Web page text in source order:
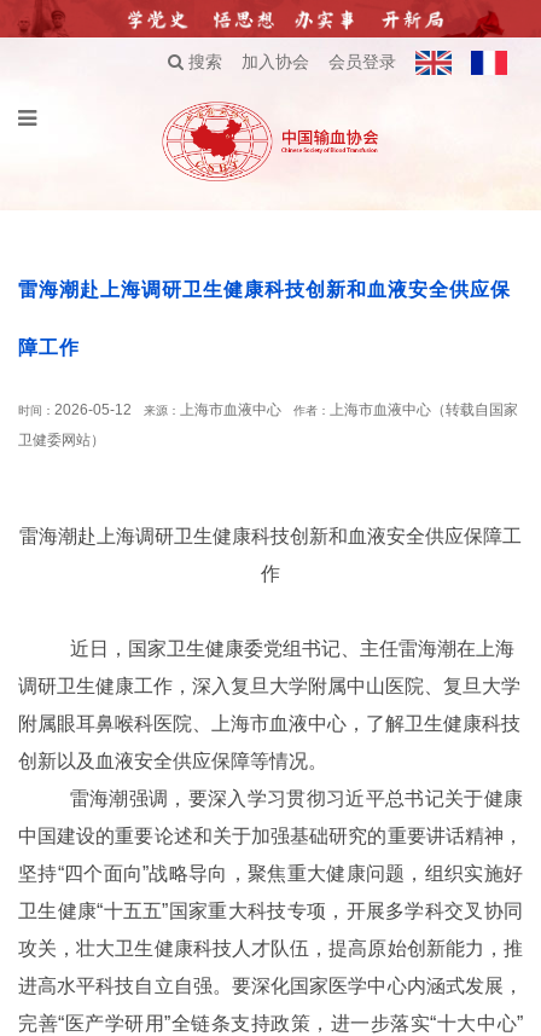
搜索 加入协会 会员登录
雷海潮赴上海调研卫生健康科技创新和血液安全供应保
障工作
时间： 2026-05-12 来源： 上海市血液中心 作者： 上海市血液中心（转载自国家
卫健委网站）
雷海潮赴上海调研卫生健康科技创新和血液安全供应保障工
作
近日，国家卫生健康委党组书记、主任雷海潮在上海
调研卫生健康工作，深入复旦大学附属中山医院、复旦大学
附属眼耳鼻喉科医院、上海市血液中心，了解卫生健康科技
创新以及血液安全供应保障等情况。
雷海潮强调，要深入学习贯彻习近平总书记关于健康
中国建设的重要论述和关于加强基础研究的重要讲话精神，
坚持“四个面向”战略导向，聚焦重大健康问题，组织实施好
卫生健康“十五五”国家重大科技专项，开展多学科交叉协同
攻关，壮大卫生健康科技人才队伍，提高原始创新能力，推
进高水平科技自立自强。要深化国家医学中心内涵式发展，
完善“医产学研用”全链条支持政策，进一步落实“十大中心”